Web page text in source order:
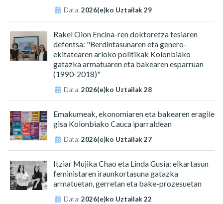
Data:2026(e)ko Uztailak 29
Rakel Oion Encina-ren doktoretza tesiaren
defentsa: "Berdintasunaren eta genero-
ekitatearen arloko politikak Kolonbiako
gatazka armatuaren eta bakearen esparruan
(1990-2018)"
Data:2026(e)ko Uztailak 28
Emakumeak, ekonomiaren eta bakearen eragile
gisa Kolonbiako Cauca iparraldean
Data:2026(e)ko Uztailak 27
Itziar Mujika Chao eta Linda Gusia: elkartasun
feministaren iraunkortasuna gatazka
armatuetan, gerretan eta bake-prozesuetan
Data:2026(e)ko Uztailak 22